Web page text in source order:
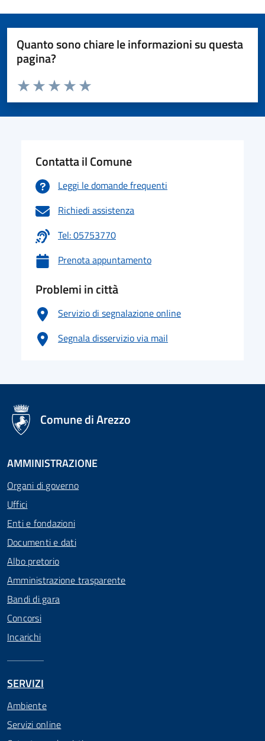
Quanto sono chiare le informazioni su questa
pagina?
Valuta da 1 a 5 stelle la pagina
Valuta 5 stelle su 5
Valuta 4 stelle su 5
Valuta 3 stelle su 5
Valuta 2 stelle su 5
Valuta 1 stelle su 5
Contatta il Comune
Leggi le domande frequenti
Richiedi assistenza
Tel: 05753770
Prenota appuntamento
Problemi in città
Servizio di segnalazione online
Segnala disservizio via mail
logo Unione Europea
Comune di Arezzo
AMMINISTRAZIONE
Organi di governo
Uffici
Enti e fondazioni
Documenti e dati
Albo pretorio
Amministrazione trasparente
Bandi di gara
Concorsi
Incarichi
SERVIZI
Ambiente
Servizi online